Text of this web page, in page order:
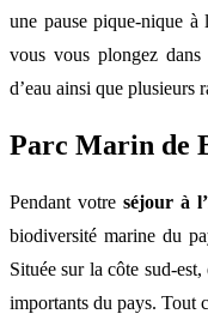
une pause pique-nique à
vous vous plongez
d’eau ainsi que plusieurs
Parc Marin de
Pendant votreséjour à
biodiversité marine du
Située sur la côte sud-
importants du pays. Tout